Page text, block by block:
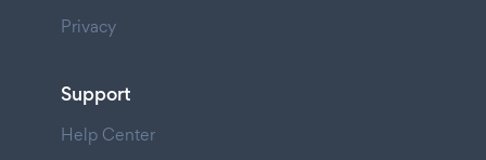
Privacy
Support
Help Center